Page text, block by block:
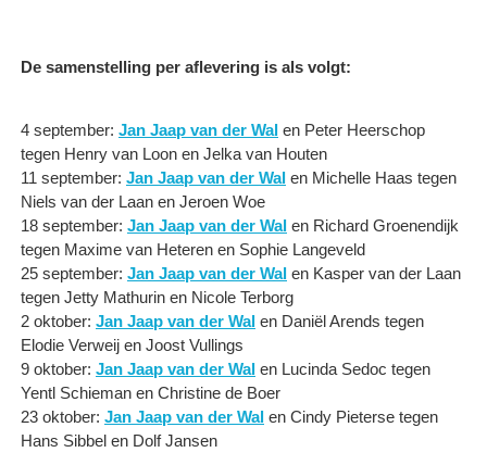
De samenstelling per aflevering is als volgt:
4 september: Jan Jaap van der Wal en Peter Heerschop
tegen Henry van Loon en Jelka van Houten
11 september: Jan Jaap van der Wal en Michelle Haas tegen
Niels van der Laan en Jeroen Woe
18 september: Jan Jaap van der Wal en Richard Groenendijk
tegen Maxime van Heteren en Sophie Langeveld
25 september: Jan Jaap van der Wal en Kasper van der Laan
tegen Jetty Mathurin en Nicole Terborg
2 oktober: Jan Jaap van der Wal en Daniël Arends tegen
Elodie Verweij en Joost Vullings
9 oktober: Jan Jaap van der Wal en Lucinda Sedoc tegen
Yentl Schieman en Christine de Boer
23 oktober: Jan Jaap van der Wal en Cindy Pieterse tegen
Hans Sibbel en Dolf Jansen